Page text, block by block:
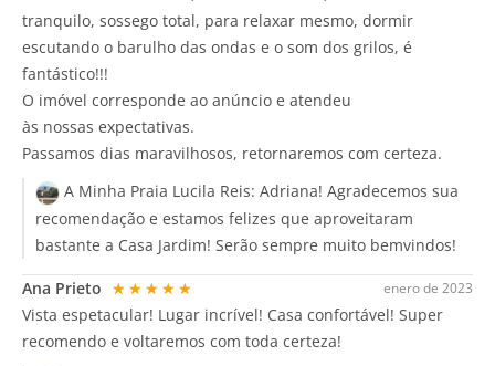
tranquilo, sossego total, para relaxar mesmo, dormir
escutando o barulho das ondas e o som dos grilos, é
fantástico!!!
O imóvel corresponde ao anúncio e atendeu
às nossas expectativas.
Passamos dias maravilhosos, retornaremos com certeza.
A Minha Praia Lucila Reis: Adriana! Agradecemos sua
recomendação e estamos felizes que aproveitaram
bastante a Casa Jardim! Serão sempre muito bemvindos!
enero de 2023
Ana Prieto ★★★★★
Vista espetacular! Lugar incrível! Casa confortável! Super
recomendo e voltaremos com toda certeza!